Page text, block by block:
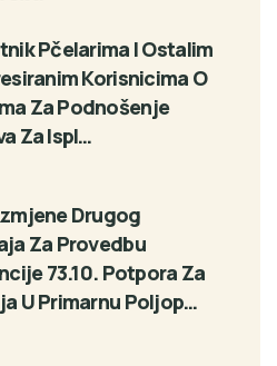
Pčelarima I Ostalim
Korisnicima O
Za Podnošenje
Za Ispl…
Drugog
Za Provedbu
73.10. Potpora Za
U Primarnu Poljop…